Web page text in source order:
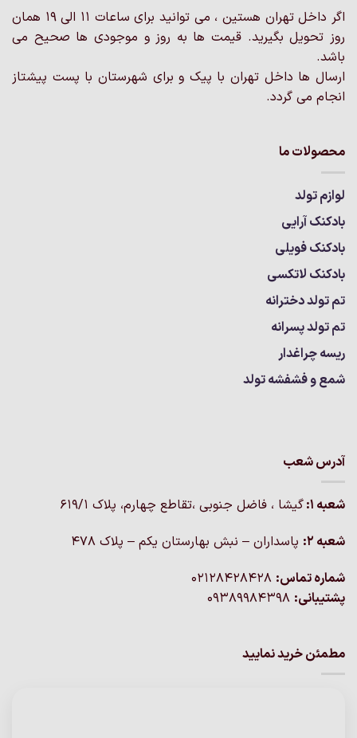
اگر داخل تهران هستین ، می توانید برای ساعات 11 الی 19 همان
روز تحویل بگیرید. قیمت ها به روز و موجودی ها صحیح می
باشد.
ارسال ها داخل تهران با پیک و برای شهرستان با پست پیشتاز
انجام می گردد.
محصولات ما
لوازم تولد
بادکنک آرایی
بادکنک فویلی
بادکنک لاتکسی
تم تولد دخترانه
تم تولد پسرانه
ریسه چراغدار
شمع و فشفشه تولد
آدرس شعب
شعبه 1:
گيشا ، فاضل جنوبی ،تقاطع چهارم، پلاک 619/1
شعبه 2:
پاسداران – نبش بهارستان یکم – پلاک ۴۷۸
شماره تماس:
پشتیبانی:
مطمئن خرید نمایید